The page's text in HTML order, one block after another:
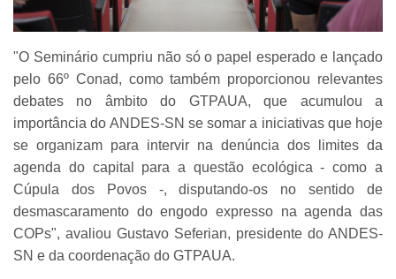
"O Seminário cumpriu não só o papel esperado e lançado
pelo 66º Conad, como também proporcionou relevantes
debates no âmbito do GTPAUA, que acumulou a
importância do ANDES-SN se somar a iniciativas que hoje
se organizam para intervir na denúncia dos limites da
agenda do capital para a questão ecológica - como a
Cúpula dos Povos -, disputando-os no sentido de
desmascaramento do engodo expresso na agenda das
COPs", avaliou Gustavo Seferian, presidente do ANDES-
SN e da coordenação do GTPAUA.